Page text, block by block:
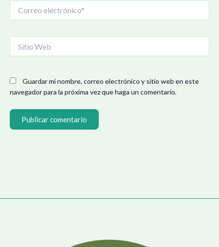
electrónico*
Web
Guardar mi nombre, correo electrónico y sitio web en este
navegador para la próxima vez que haga un comentario.